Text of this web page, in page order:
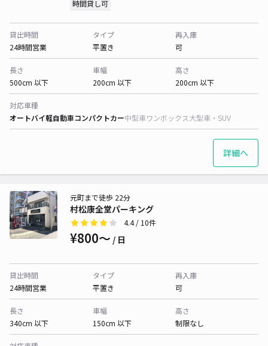
時間貸し可
貸出時間
24時間営業
タイプ
平置き
再入庫
可
長さ
500cm 以下
車幅
200cm 以下
高さ
200cm 以下
対応車種
オートバイ軽自動車コンパクトカー中型車ワンボックス大型車・SUV
詳細へ
村松康全堂パーキング
元町まで徒歩 22分
4.4/ 10件
¥800〜 / 日
貸出時間
24時間営業
タイプ
平置き
再入庫
可
長さ
340cm 以下
車幅
150cm 以下
高さ
制限なし